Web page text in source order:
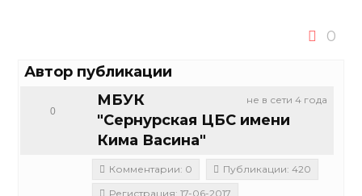
0
Автор публикации
не в сети 4 года
МБУК
"Сернурская ЦБС имени
Кима Васина"
0
Комментарии: 0
Публикации: 420
Регистрация: 17-06-2017